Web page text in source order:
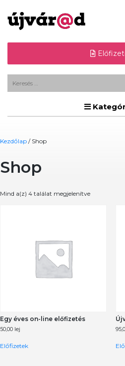
Kezdőlap / Shop
Shop
Mind a(z) 4 találat megjelenítve
Egy éves on-line előfizetés
50,00 lej
Előfizetek